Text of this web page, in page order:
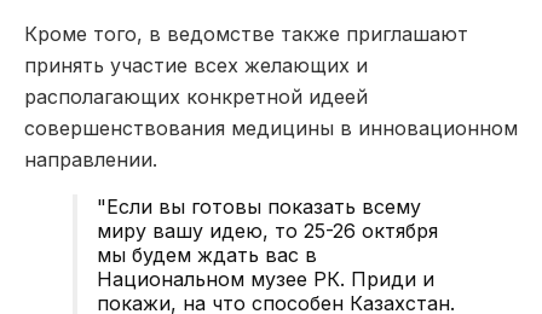
Кроме того, в ведомстве также приглашают
принять участие всех желающих и
располагающих конкретной идеей
совершенствования медицины в инновационном
направлении.
"Если вы готовы показать всему
миру вашу идею, то 25-26 октября
мы будем ждать вас в
Национальном музее РК. Приди и
покажи, на что способен Казахстан.